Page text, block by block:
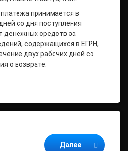
принимается в
со дня поступления
денежных средств за
содержащихся в ЕГРН,
двух рабочих дней со
о возврате.
Далее